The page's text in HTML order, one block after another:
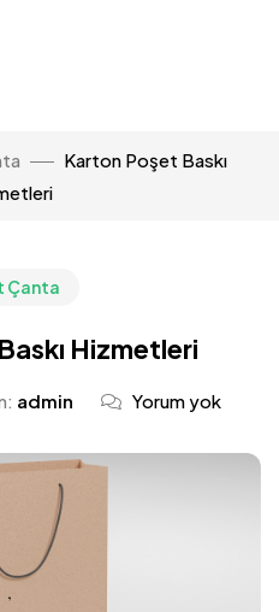
Karton Poşet Baskı
Çanta
Hizmetleri
admin Yorum yok